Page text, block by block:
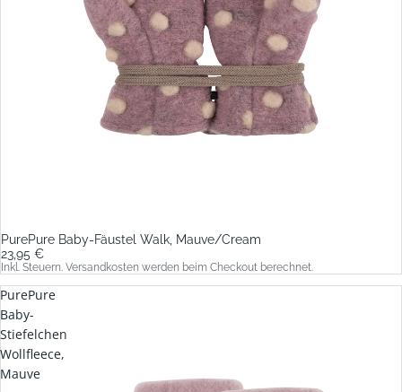
PurePure Baby-Fäustel Walk, Mauve/Cream
23,95 €
Inkl. Steuern. Versandkosten werden beim Checkout berechnet.
PurePure
Baby-
Stiefelchen
Wollfleece,
Mauve